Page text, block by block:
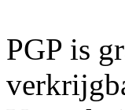
PGP is